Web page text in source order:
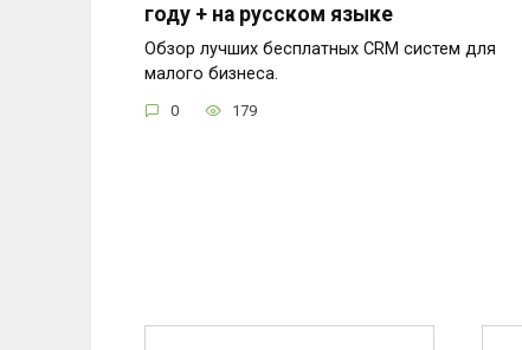
году + на русском языке
Обзор лучших бесплатных CRM систем для
малого бизнеса.
0 179